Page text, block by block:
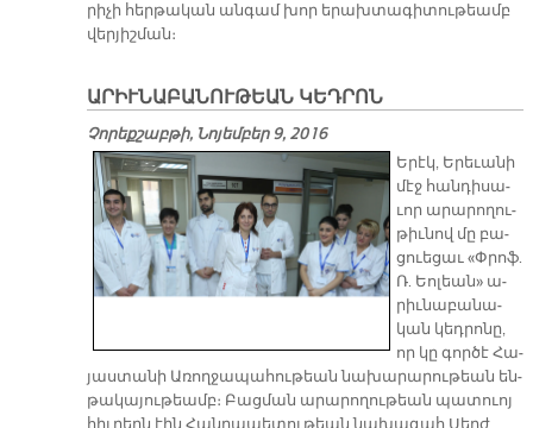
րի­չի հեր­թա­կան ան­գամ խոր ե­րախ­տա­գի­տու­թեամբ
վեր­յիշ­ման։
ԱՐԻՒՆԱԲԱՆՈՒԹԵԱՆ ԿԵԴՐՈՆ
Չորեքշաբթի, Նոյեմբեր 9, 2016
Ե­րէկ, Ե­րե­ւա­նի
մէջ հան­դի­սա­
ւոր ա­րա­րո­ղու­
թիւ­նով մը բա­
ցուե­ցաւ «Փրոֆ.
Ռ. Եո­լեան» ա­
րիւ­նա­բա­նա­
կան կեդ­րո­նը,
որ կը գոր­ծէ Հա­
յաս­տա­նի Ա­ռող­ջա­պա­հու­թեան նա­խա­րա­րու­թեան են­
թա­կա­յու­թեամբ։ Բաց­ման ա­րա­րո­ղու­թեան պա­տուոյ